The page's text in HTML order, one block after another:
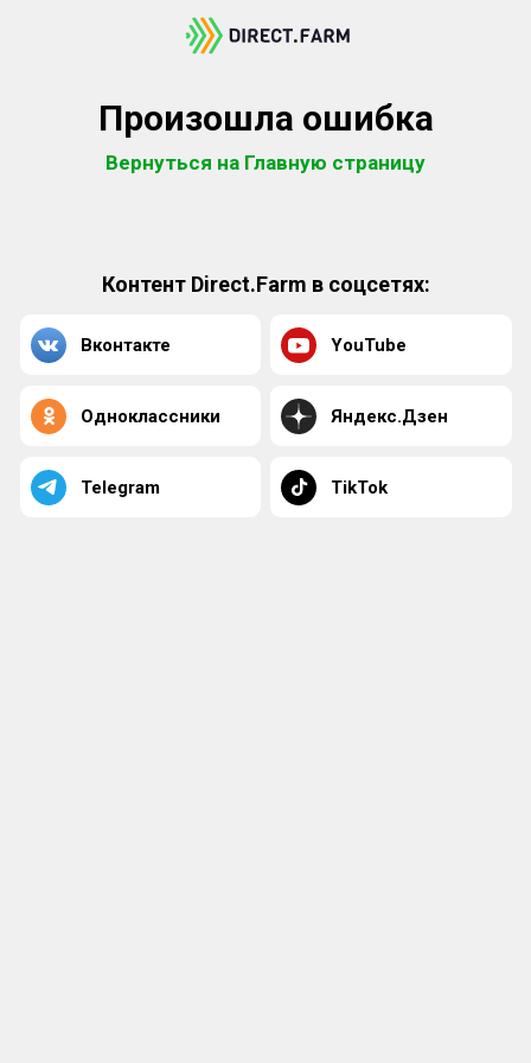
Произошла ошибка
Вернуться на Главную страницу
Контент Direct.Farm в соцсетях:
Вконтакте YouTube
Одноклассники Яндекс.Дзен
Telegram TikTok